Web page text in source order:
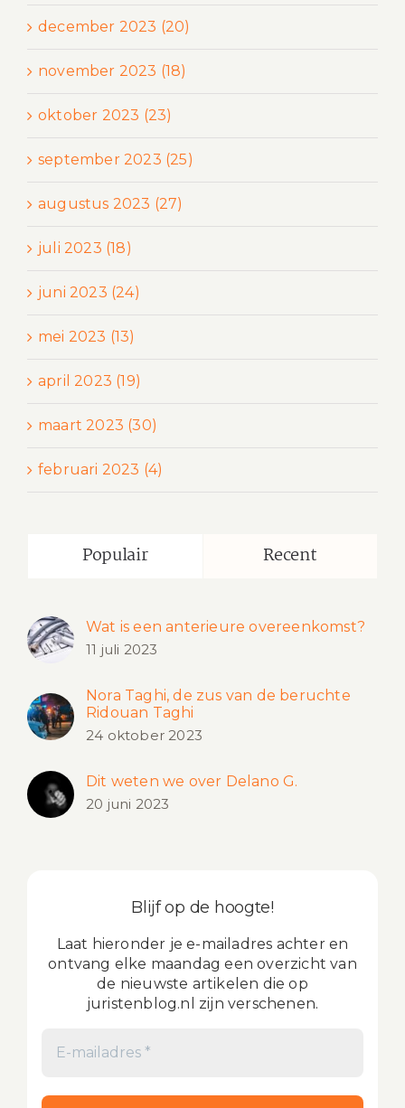
december 2023 (20)
november 2023 (18)
oktober 2023 (23)
september 2023 (25)
augustus 2023 (27)
juli 2023 (18)
juni 2023 (24)
mei 2023 (13)
april 2023 (19)
maart 2023 (30)
februari 2023 (4)
Populair Recent
Wat is een anterieure overeenkomst?
11 juli 2023
Nora Taghi, de zus van de beruchte
Ridouan Taghi
24 oktober 2023
Dit weten we over Delano G.
20 juni 2023
Blijf op de hoogte!
Laat hieronder je e-mailadres achter en
ontvang elke maandag een overzicht van
de nieuwste artikelen die op
juristenblog.nl zijn verschenen.